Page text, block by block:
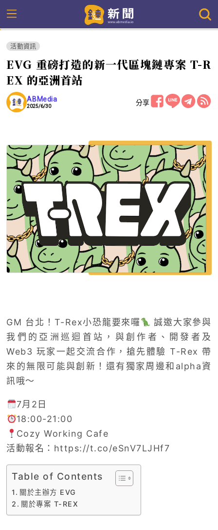
活動資訊
EVG 重磅打造的新一代區塊鏈專案 T-R
EX 的亞洲首站
ABMedia
2025/6/30 分享
GM 台北！T-Rex小恐龍要來囉
誠邀大家參與
我們的亞洲巡迴首站，與創作者、開發者及
Web3 玩家一起交流合作，搶先體驗 T-Rex 帶
來的無限可能與創新！還有獨家周邊和alpha資
訊哦～
7月2日
18:00-21:00
Cozy Working Cafe
活動報名：https://t.co/eSnV7LJHf7
Table of Contents
關於主辦方 EVG
關於專案 T-REX